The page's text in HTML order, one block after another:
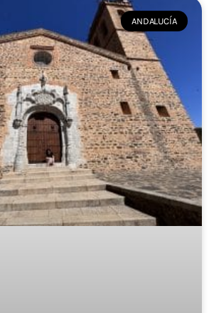
ANDALUCÍA